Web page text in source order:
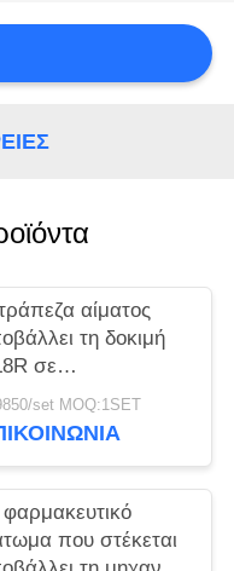
αίματος
τη δοκιμή
σε
MAC
min ικανότητας
set MOQ:1SET
που στέκεται